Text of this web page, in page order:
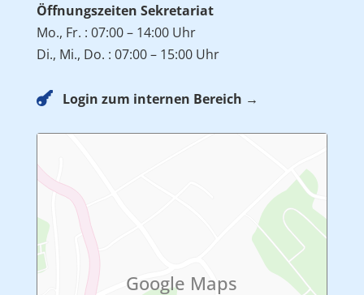
Öffnungszeiten Sekretariat
Mo., Fr. : 07:00 – 14:00 Uhr
Di., Mi., Do. : 07:00 – 15:00 Uhr
 Login zum internen Bereich →
Google Maps